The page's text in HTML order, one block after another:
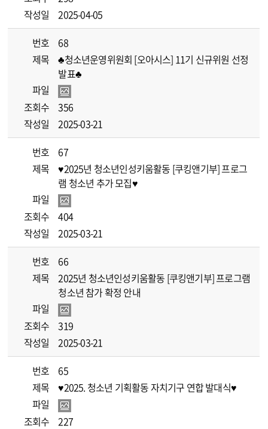
작성일
2025-04-05
번호
68
제목
♣청소년운영위원회 [오아시스] 11기 신규위원 선정
발표♣
파일
조회수
356
작성일
2025-03-21
번호
67
제목
♥2025년 청소년인성키움활동 [쿠킹앤기부] 프로그
램 청소년 추가 모집♥
파일
조회수
404
작성일
2025-03-21
번호
66
제목
2025년 청소년인성키움활동 [쿠킹앤기부] 프로그램
청소년 참가 확정 안내
파일
조회수
319
작성일
2025-03-21
번호
65
제목
♥2025. 청소년 기획활동 자치기구 연합 발대식♥
파일
조회수
227